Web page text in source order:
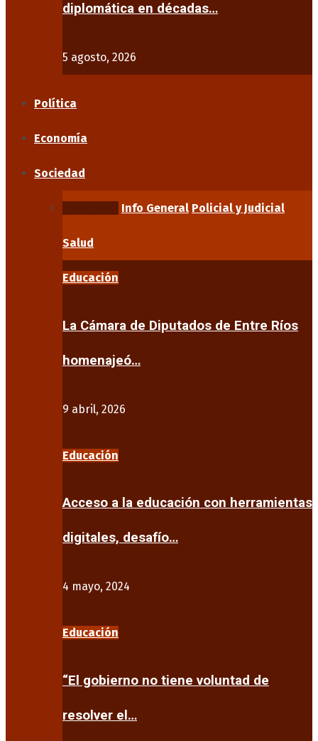
diplomática en décadas…
5 agosto, 2026
Política
Economía
Sociedad
Info General Policial y Judicial
Salud
Educación
La Cámara de Diputados de Entre Ríos
homenajeó…
9 abril, 2026
Educación
Acceso a la educación con herramientas
digitales, desafío…
4 mayo, 2024
Educación
“El gobierno no tiene voluntad de
resolver el…